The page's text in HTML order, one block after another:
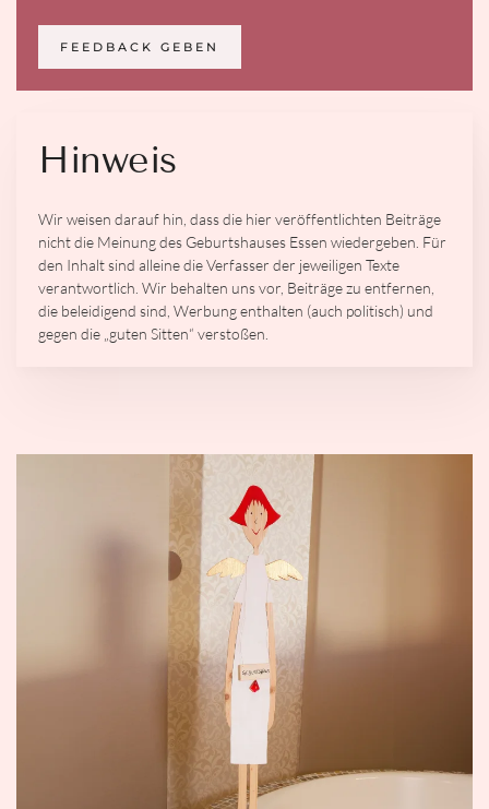
FEEDBACK GEBEN
Hinweis
Wir weisen darauf hin, dass die hier veröffentlichten Beiträge
nicht die Meinung des Geburtshauses Essen wiedergeben. Für
den Inhalt sind alleine die Verfasser der jeweiligen Texte
verantwortlich. Wir behalten uns vor, Beiträge zu entfernen,
die beleidigend sind, Werbung enthalten (auch politisch) und
gegen die „guten Sitten“ verstoßen.